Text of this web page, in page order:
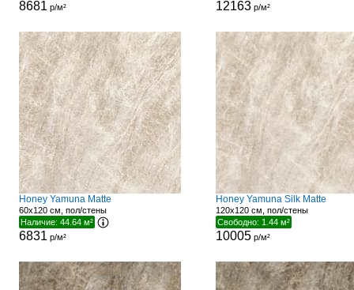
8681 р/м² 12163р/м²
Honey Yamuna Matte
60x120 см, пол/стены
Наличие: 44.64 м²
6831 р/м²
Honey Yamuna Silk Matte
120x120 см, пол/стены
Свободно: 1.44 м²
10005р/м²